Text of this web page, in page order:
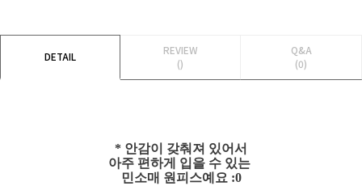
DETAIL
REVIEW
()
Q&A
(0)
* 안감이 갖춰져 있어서
아주 편하게 입을 수 있는
민소매 원피스예요 :0